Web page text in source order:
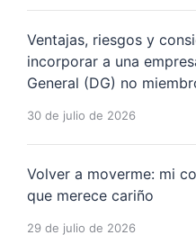
Ventajas, riesgos y
incorporar a una
General (DG) no
30 de julio de 2026
Volver a moverme: mi
que merece cariño
29 de julio de 2026